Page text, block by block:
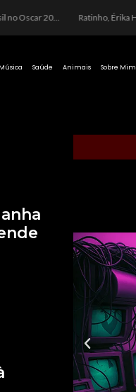
O Brasil no Oscar 2026: Entre a Cota do Politicamente Correto e a Realidade das Telas
Música Saúde Animais Sobre Mim